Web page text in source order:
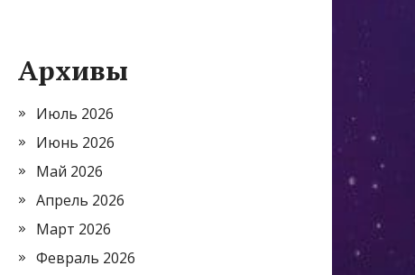
Архивы
Июль 2026
Июнь 2026
Май 2026
Апрель 2026
Март 2026
Февраль 2026